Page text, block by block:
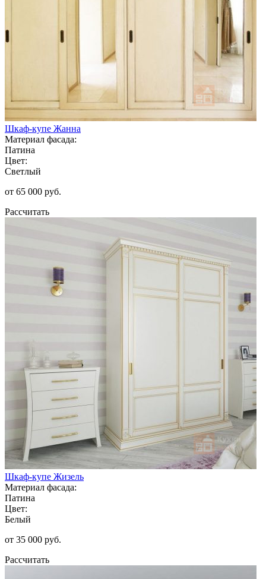
Шкаф-купе Жанна
Материал фасада:
Патина
Цвет:
Светлый
от 65 000 руб.
Рассчитать
Шкаф-купе Жизель
Материал фасада:
Патина
Цвет:
Белый
от 35 000 руб.
Рассчитать